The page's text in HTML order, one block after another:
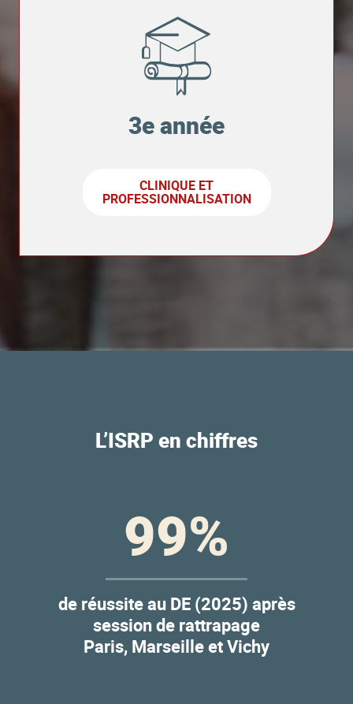
3e année
CLINIQUE ET
PROFESSIONNALISATION
L’ISRP en chiffres
99%
de réussite au DE (2025) après
session de rattrapage
Paris, Marseille et Vichy